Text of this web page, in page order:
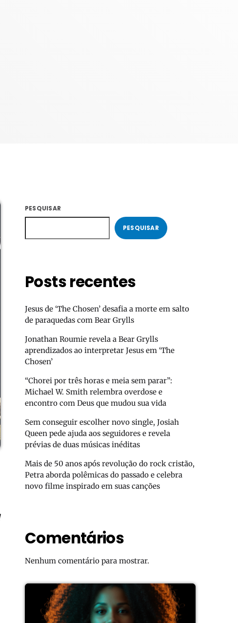
PESQUISAR
PESQUISAR
Posts recentes
Jesus de ‘The Chosen’ desafia a morte em salto
de paraquedas com Bear Grylls
Jonathan Roumie revela a Bear Grylls
aprendizados ao interpretar Jesus em ‘The
Chosen’
“Chorei por três horas e meia sem parar”:
Michael W. Smith relembra overdose e
encontro com Deus que mudou sua vida
Sem conseguir escolher novo single, Josiah
Queen pede ajuda aos seguidores e revela
prévias de duas músicas inéditas
Mais de 50 anos após revolução do rock cristão,
Petra aborda polêmicas do passado e celebra
novo filme inspirado em suas canções
Comentários
Nenhum comentário para mostrar.